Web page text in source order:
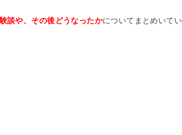
談や、その後どうなったかについてまとめいてい